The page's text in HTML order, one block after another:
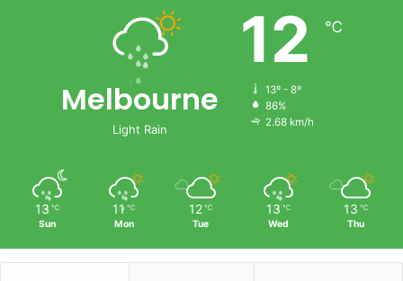
Melbourne
Light Rain
12 ℃
13º - 8º
86%
2.68 km/h
13 ℃
Sun
11 ℃
Mon
12 ℃
Tue
13 ℃
Wed
13 ℃
Thu